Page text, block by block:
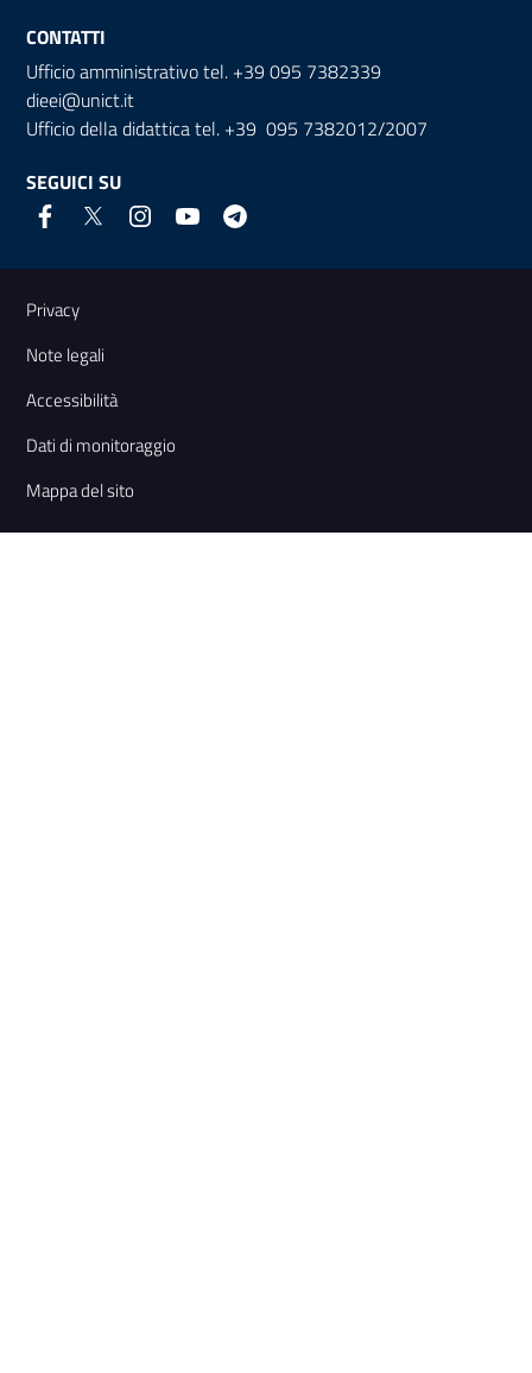
CONTATTI
Ufficio amministrativo tel. +39 095 7382339
dieei@unict.it
Ufficio della didattica tel. +39 095 7382012/2007
SEGUICI SU
Link e informazioni utili
Privacy
Note legali
Accessibilità
Dati di monitoraggio
Mappa del sito